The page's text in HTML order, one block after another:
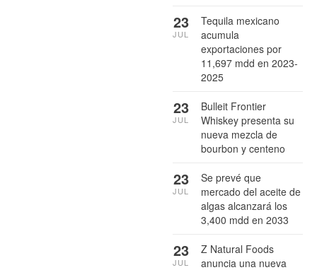
Tequila mexicano
acumula
exportaciones por
11,697 mdd en 2023-
2025
23
JUL
Bulleit Frontier
Whiskey presenta su
nueva mezcla de
bourbon y centeno
23
JUL
Se prevé que
mercado del aceite de
algas alcanzará los
3,400 mdd en 2033
23
JUL
Z Natural Foods
anuncia una nueva
23
JUL